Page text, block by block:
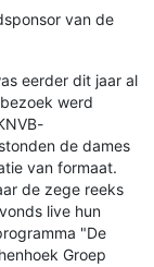
van de
eerder dit jaar al
werd
de dames
van formaat.
de zege reeks
live hun
"De
Groep